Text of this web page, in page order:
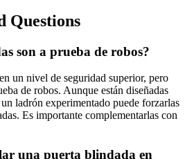
Questions
son a prueba de robos?
un nivel de seguridad superior, pero
de robos. Aunque están diseñadas
ladrón experimentado puede forzarlas
Es importante complementarlas con
una puerta blindada en